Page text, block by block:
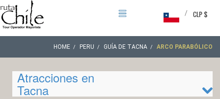
CLP $
/
HOME PERU GUÍA DE TACNA ARCO PARABÓLICO
Atracciones en
Tacna